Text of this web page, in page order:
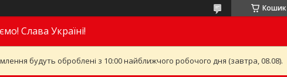
Кошик
Слава Україні!
будуть оброблені з 10:00 найближчого робочого дня (завтра, 08.08).